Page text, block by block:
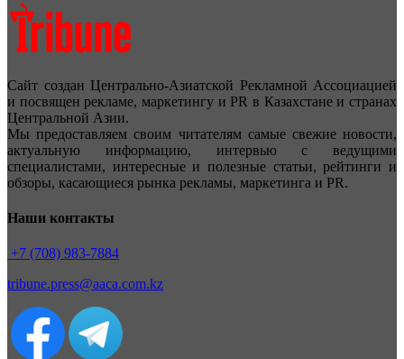
Сайт создан Центрально-Азиатской Рекламной Ассоциацией
и посвящен рекламе, маркетингу и PR в Казахстане и странах
Центральной Азии.
Мы предоставляем своим читателям самые свежие новости,
актуальную информацию, интервью с ведущими
специалистами, интересные и полезные статьи, рейтинги и
обзоры, касающиеся рынка рекламы, маркетинга и PR.
Наши контакты
+7 (708) 983-7884
tribune.press@aaca.com.kz